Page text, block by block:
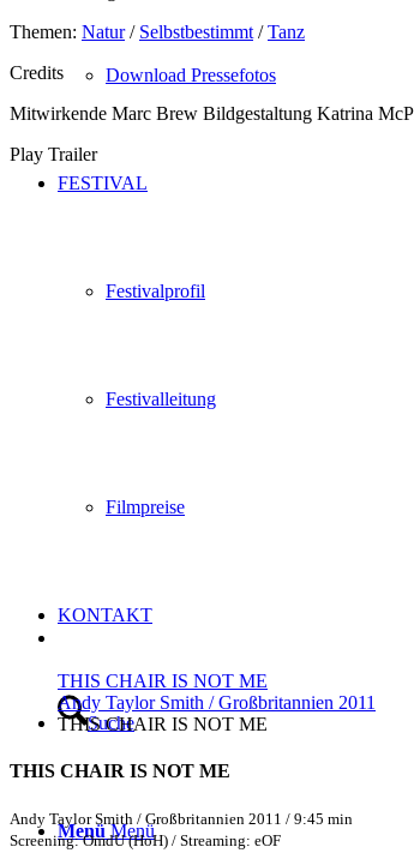
Download Pressefotos
FESTIVAL
Festivalprofil
Festivalleitung
Filmpreise
KONTAKT
Suche
Menü Menü
Themen: Natur/ Selbstbestimmt /Tanz
Credits
Mitwirkende Marc Brew Bildgestaltung Katrina
Play Trailer
THIS CHAIR IS NOT ME
Andy Taylor Smith / Großbritannien 2011
THIS CHAIR IS NOT ME
THIS CHAIR IS NOT ME
Andy Taylor Smith / Großbritannien 2011 / 9:45 min
Screening: OmdU (HoH) / Streaming: eOF